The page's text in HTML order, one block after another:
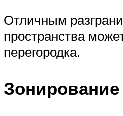
Отличным
пространства
перегородка.
Зонирование